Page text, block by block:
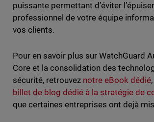
puissante permettant d’éviter
professionnel de votre équipe
vos clients.
Pour en savoir plus sur WatchGuard
Core et la consolidation des
sécurité, retrouvez notre eBook dédié
billet de blog dédié à la stratégie de
que certaines entreprises ont dejà